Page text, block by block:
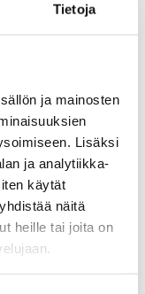
Tietoja
ja mainosten
Lisäksi
ja analytiikka-
käytät
näitä
heille tai joita on